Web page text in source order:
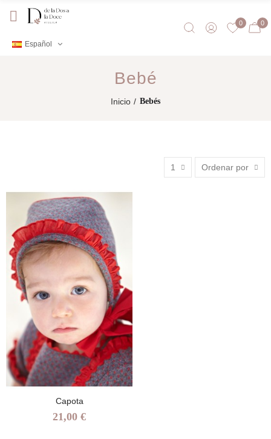
Español
0 0
Bebé
Inicio Bebés
1 Ordenar por
Capota
21,00 €